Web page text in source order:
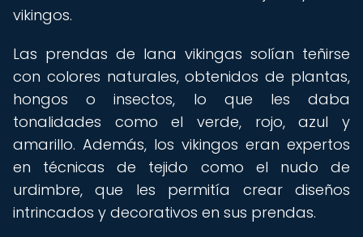
vikingos.
Las prendas de lana vikingas solían teñirse
con colores naturales, obtenidos de plantas,
hongos o insectos, lo que les daba
tonalidades como el verde, rojo, azul y
amarillo. Además, los vikingos eran expertos
en técnicas de tejido como el nudo de
urdimbre, que les permitía crear diseños
intrincados y decorativos en sus prendas.